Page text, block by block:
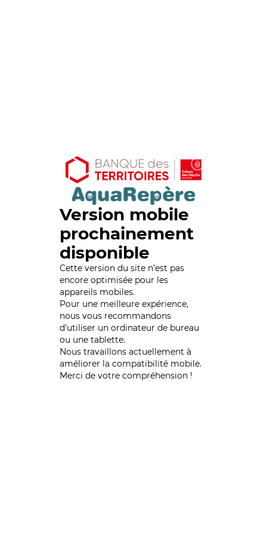
Version mobile
prochainement
disponible
Cette version du site n’est pas
encore optimisée pour les
appareils mobiles.
Pour une meilleure expérience,
nous vous recommandons
d'utiliser un ordinateur de bureau
ou une tablette.
Nous travaillons actuellement à
améliorer la compatibilité mobile.
Merci de votre compréhension !